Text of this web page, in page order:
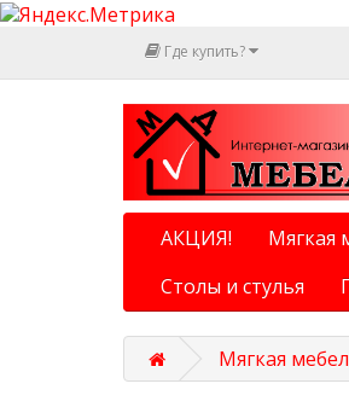
Где купить?
АКЦИЯ! Мягкая
Столы и стулья
Мягкая